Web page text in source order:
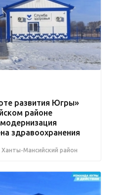
развития Югры»
районе
здравоохранения
Ханты-Мансийский район